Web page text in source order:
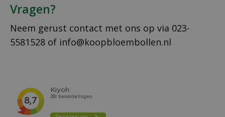
Vragen?
Neem gerust contact met ons op via 023-
5581528 of info@koopbloembollen.nl